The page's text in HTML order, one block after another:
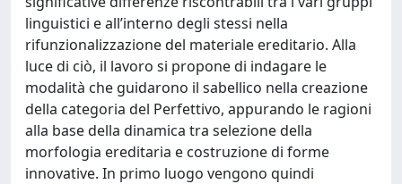
linguistici e all’interno degli stessi nella
rifunzionalizzazione del materiale ereditario. Alla
luce di ciò, il lavoro si propone di indagare le
modalità che guidarono il sabellico nella creazione
della categoria del Perfettivo, appurando le ragioni
alla base della dinamica tra selezione della
morfologia ereditaria e costruzione di forme
innovative. In primo luogo vengono quindi